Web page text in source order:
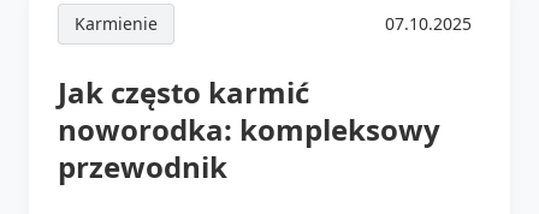
Karmienie 07.10.2025
Jak często karmić
noworodka: kompleksowy
przewodnik